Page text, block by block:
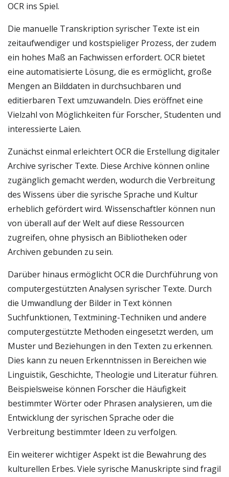
OCR ins Spiel.
Die manuelle Transkription syrischer Texte ist ein
zeitaufwendiger und kostspieliger Prozess, der zudem
ein hohes Maß an Fachwissen erfordert. OCR bietet
eine automatisierte Lösung, die es ermöglicht, große
Mengen an Bilddaten in durchsuchbaren und
editierbaren Text umzuwandeln. Dies eröffnet eine
Vielzahl von Möglichkeiten für Forscher, Studenten und
interessierte Laien.
Zunächst einmal erleichtert OCR die Erstellung digitaler
Archive syrischer Texte. Diese Archive können online
zugänglich gemacht werden, wodurch die Verbreitung
des Wissens über die syrische Sprache und Kultur
erheblich gefördert wird. Wissenschaftler können nun
von überall auf der Welt auf diese Ressourcen
zugreifen, ohne physisch an Bibliotheken oder
Archiven gebunden zu sein.
Darüber hinaus ermöglicht OCR die Durchführung von
computergestützten Analysen syrischer Texte. Durch
die Umwandlung der Bilder in Text können
Suchfunktionen, Textmining-Techniken und andere
computergestützte Methoden eingesetzt werden, um
Muster und Beziehungen in den Texten zu erkennen.
Dies kann zu neuen Erkenntnissen in Bereichen wie
Linguistik, Geschichte, Theologie und Literatur führen.
Beispielsweise können Forscher die Häufigkeit
bestimmter Wörter oder Phrasen analysieren, um die
Entwicklung der syrischen Sprache oder die
Verbreitung bestimmter Ideen zu verfolgen.
Ein weiterer wichtiger Aspekt ist die Bewahrung des
kulturellen Erbes. Viele syrische Manuskripte sind fragil